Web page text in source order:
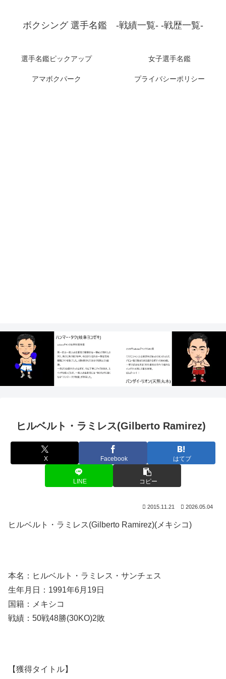
ボクシング 選手名鑑 -戦績一覧- -戦歴一覧-
選手名鑑ピックアップ 女子選手名鑑
アマボクパーク プライバシーポリシー
ヒルベルト・ラミレス(Gilberto Ramirez)
X Facebook はてブ
LINE コピー
2015.11.21 2026.05.04
ヒルベルト・ラミレス(Gilberto Ramirez)(メキシコ)
本名：ヒルベルト・ラミレス・サンチェス
生年月日：1991年6月19日
国籍：メキシコ
戦績：50戦48勝(30KO)2敗
【獲得タイトル】